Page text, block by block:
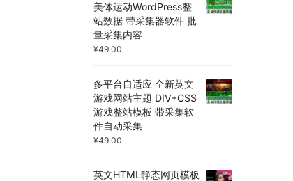
美体运动WordPress整
站数据 带采集器软件 批
量采集内容
¥49.00
多平台自适应 全新英文
游戏网站主题 DIV+CSS
游戏整站模板 带采集软
件自动采集
¥49.00
英文HTML静态网页模板